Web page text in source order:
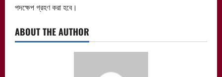
পদক্ষেপ গ্রহণ করা হবে।
ABOUT THE AUTHOR